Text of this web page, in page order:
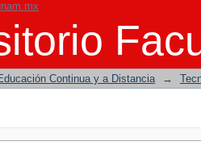
Continua y a Distancia →